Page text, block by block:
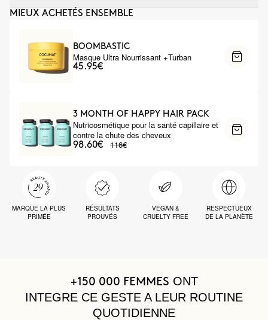
MIEUX ACHETÉS ENSEMBLE
BOOMBASTIC
Masque Ultra Nourrissant +Turban
45.95€
3 MONTH OF HAPPY HAIR PACK
Nutricosmétique pour la santé capillaire et
contre la chute des cheveux
98.60€ 116€
MARQUE LA PLUS
PRIMÉE
RÉSULTATS
PROUVÉS
VEGAN &
CRUELTY FREE
RESPECTUEUX
DE LA PLANÈTE
+150 000 FEMMES ONT
INTEGRE CE GESTE A LEUR ROUTINE
QUOTIDIENNE